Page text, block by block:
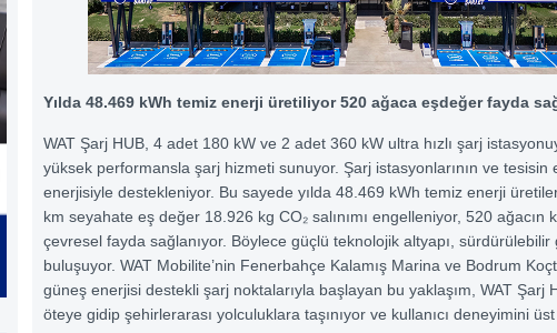
Yılda 48.469 kWh temiz enerji üretiliyor 520 ağaca eşdeğer fayda
WAT Şarj HUB, 4 adet 180 kW ve 2 adet 360 kW ultra hızlı şarj
yüksek performansla şarj hizmeti sunuyor. Şarj istasyonlarının ve tesisin
enerjisiyle destekleniyor. Bu sayede yılda 48.469 kWh temiz enerji
km seyahate eş değer 18.926 kg CO₂ salınımı engelleniyor, 520 ağacın
çevresel fayda sağlanıyor. Böylece güçlü teknolojik altyapı, sürdürülebilir
buluşuyor. WAT Mobilite’nin Fenerbahçe Kalamış Marina ve Bodrum
güneş enerjisi destekli şarj noktalarıyla başlayan bu yaklaşım, WAT Şarj
öteye gidip şehirlerarası yolculuklara taşınıyor ve kullanıcı deneyimini üst